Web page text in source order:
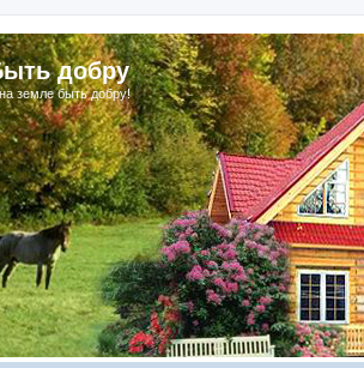
добру
земле быть добру!